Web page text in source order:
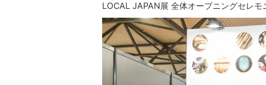
LOCAL JAPAN展 全体オープニングセレモ